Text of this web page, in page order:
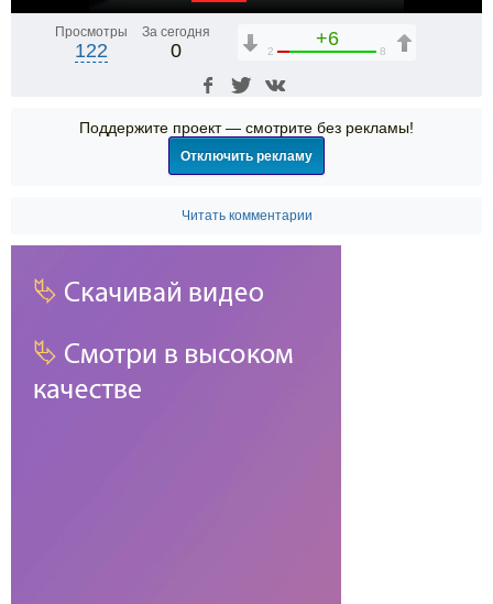
Просмотры
122
За сегодня
0
+6
2 8
Поддержите проект — смотрите без рекламы!
Отключить рекламу
Читать комментарии